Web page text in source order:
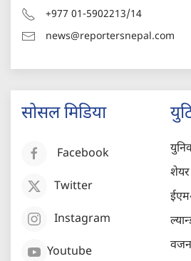
+977 01-5902213/14
news@reportersnepal.com
सोसल मिडिया
Facebook
Twitter
Instagram
Youtube